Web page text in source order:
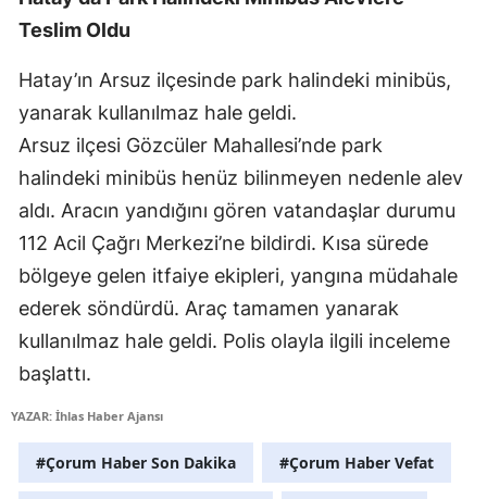
Ordu
Sakarya
Samsun
Sinop
Sivas
Tokat
Trabzon
Teslim Oldu
Hatay’ın Arsuz ilçesinde park halindeki minibüs,
yanarak kullanılmaz hale geldi.
Arsuz ilçesi Gözcüler Mahallesi’nde park
halindeki minibüs henüz bilinmeyen nedenle alev
aldı. Aracın yandığını gören vatandaşlar durumu
112 Acil Çağrı Merkezi’ne bildirdi. Kısa sürede
bölgeye gelen itfaiye ekipleri, yangına müdahale
ederek söndürdü. Araç tamamen yanarak
kullanılmaz hale geldi. Polis olayla ilgili inceleme
başlattı.
YAZAR: İhlas Haber Ajansı
#Çorum Haber Son Dakika #Çorum Haber Vefat